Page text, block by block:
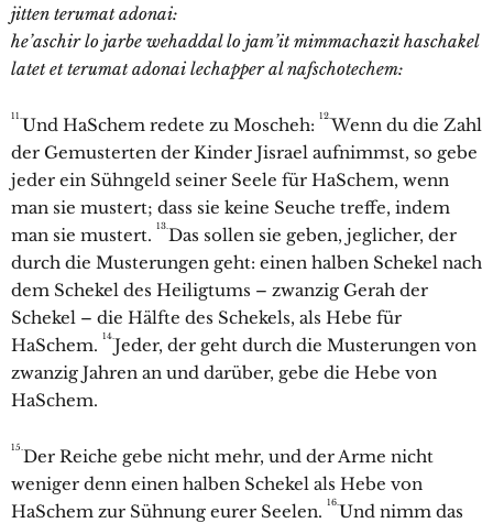
jitten terumat adonai:
he’aschir lo jarbe wehaddal lo jam’it mimmachazit haschakel
latet et terumat adonai lechapper al nafschotechem:
11.Und HaSchem redete zu Moscheh: 12.Wenn du die Zahl
der Gemusterten der Kinder Jisrael aufnimmst, so gebe
jeder ein Sühngeld seiner Seele für HaSchem, wenn
man sie mustert; dass sie keine Seuche treffe, indem
man sie mustert. 13.Das sollen sie geben, jeglicher, der
durch die Musterungen geht: einen halben Schekel nach
dem Schekel des Heiligtums – zwanzig Gerah der
Schekel – die Hälfte des Schekels, als Hebe für
HaSchem. 14.Jeder, der geht durch die Musterungen von
zwanzig Jahren an und darüber, gebe die Hebe von
HaSchem.
15.Der Reiche gebe nicht mehr, und der Arme nicht
weniger denn einen halben Schekel als Hebe von
HaSchem zur Sühnung eurer Seelen. 16.Und nimm das